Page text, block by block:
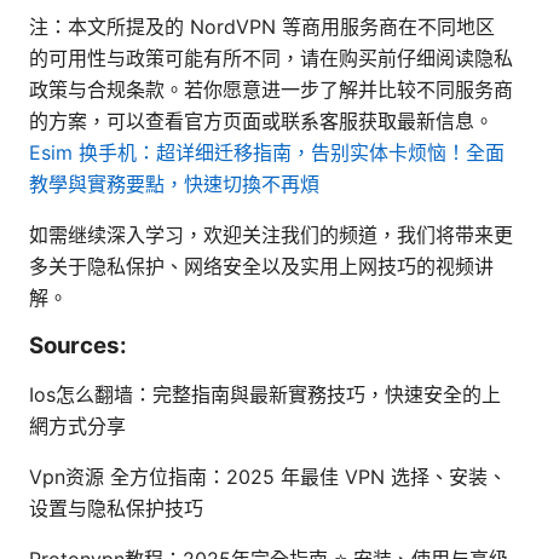
注：本文所提及的 NordVPN 等商用服务商在不同地区
的可用性与政策可能有所不同，请在购买前仔细阅读隐私
政策与合规条款。若你愿意进一步了解并比较不同服务商
的方案，可以查看官方页面或联系客服获取最新信息。
Esim 换手机：超详细迁移指南，告别实体卡烦恼！全面
教學與實務要點，快速切換不再煩
如需继续深入学习，欢迎关注我们的频道，我们将带来更
多关于隐私保护、网络安全以及实用上网技巧的视频讲
解。
Sources:
Ios怎么翻墙：完整指南與最新實務技巧，快速安全的上
網方式分享
Vpn资源 全方位指南：2025 年最佳 VPN 选择、安装、
设置与隐私保护技巧